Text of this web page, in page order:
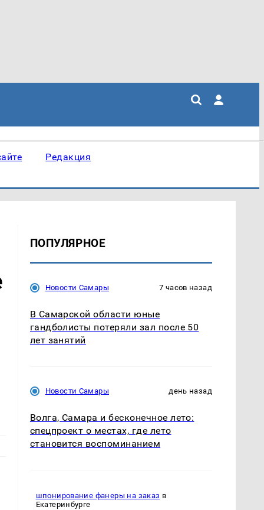
Редакция
ПОПУЛЯРНОЕ
Новости Самары 7 часов назад
В Самарской области юные
гандболисты потеряли зал после 50
лет занятий
Новости Самары день назад
Волга, Самара и бесконечное лето:
спецпроект о местах, где лето
становится воспоминанием
шпонирование фанеры на заказ в
Екатеринбурге